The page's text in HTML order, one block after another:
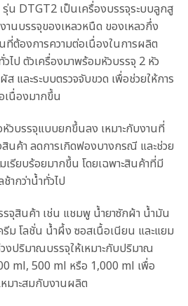
รุ่น DTGT2 เป็นเครื่องบรรจุระบบลูกสู
นบรรจุของเหลวหนืด ของเหลวกึ่ง
ที่ต้องการความต่อเนื่องในการผลิต
ไป ตัวเครื่องมาพร้อมหัวบรรจุ 2 หัว
และระบบตรวจจับขวด เพื่อช่วยให้การ
เนื่องมากขึ้น
วบรรจุแบบยกขึ้นลง เหมาะกับงานที่
นค้า ลดการเกิดฟองบางกรณี และช่วย
เรียบร้อยมากขึ้น โดยเฉพาะสินค้าที่มี
ากว่าน้ำทั่วไป
จุสินค้า เช่น แชมพู น้ำยาซักผ้า น้ำมัน
ม โลชั่น น้ำผึ้ง ซอสเนื้อเนียน และแยม
งปริมาณบรรจุให้เหมาะกับปริมาณ
ml, 500 ml หรือ 1,000 ml เพื่อ
หมาะสมกับงานผลิต